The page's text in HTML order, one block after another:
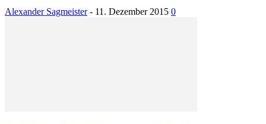
Alexander Sagmeister - 11. Dezember 2015 0